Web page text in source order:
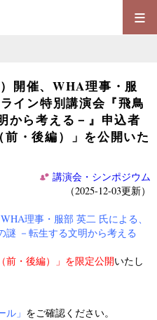
≡
開催、WHA理事・服
イン特別講演会『飛鳥
から考える－』申込者
・後編）」を公開いた
講演会・シンポジウム
（2025-12-03更新）
WHA理事・服部 英二 氏による、
謎 －転生する文明から考える
前・後編）」を限定公開いたし
」 をご確認ください。